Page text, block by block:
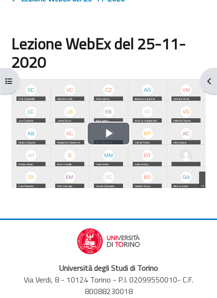
Apri indice del corso
Lezione WebEx del 25-11-
2020
Aggregazione dei criteri
Riproduci
il
video
Università degli Studi di Torino
Via Verdi, 8 - 10124 Torino - P.I. 02099550010- C.F.
80088230018